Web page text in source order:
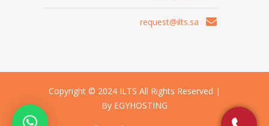
request@ilts.sa
Copyright © 2024 ILTS All Rights Reserved |
By EGYHOSTING